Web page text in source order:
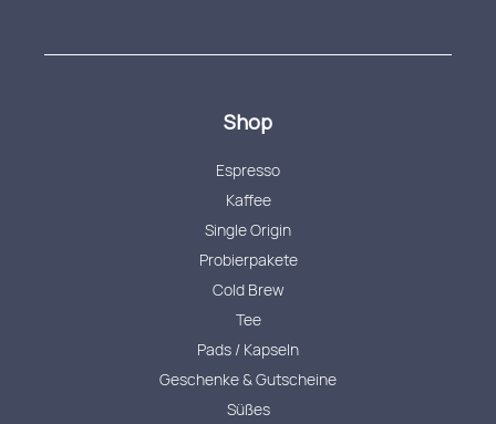
Shop
Espresso
Kaffee
Single Origin
Probierpakete
Cold Brew
Tee
Pads / Kapseln
Geschenke & Gutscheine
Süßes